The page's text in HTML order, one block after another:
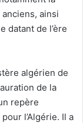
ainsi
datant de l’ère
algérien de
de la
repère
l’Algérie. Il a